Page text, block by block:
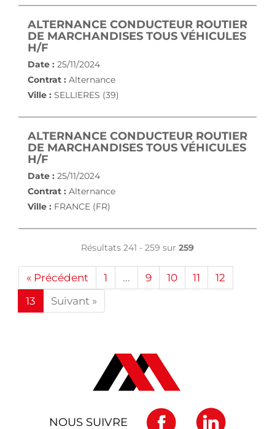
ALTERNANCE CONDUCTEUR ROUTIER
DE MARCHANDISES TOUS VÉHICULES
H/F
Date : 25/11/2024
Contrat : Alternance
Ville : SELLIERES (39)
ALTERNANCE CONDUCTEUR ROUTIER
DE MARCHANDISES TOUS VÉHICULES
H/F
Date : 25/11/2024
Contrat : Alternance
Ville : FRANCE (FR)
Résultats 241 - 259 sur 259
« Précédent 1 ... 9 10 11
12
13
Suivant »
NOUS SUIVRE